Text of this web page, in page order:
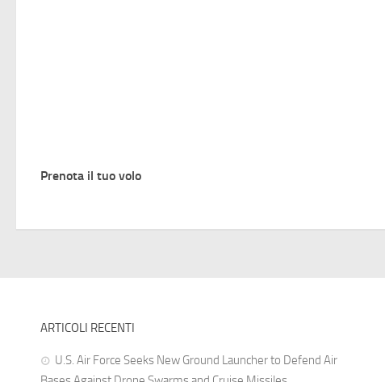
Prenota il tuo volo
ARTICOLI RECENTI
U.S. Air Force Seeks New Ground Launcher to Defend Air